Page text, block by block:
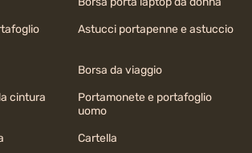
Astucci portapenne e astuccio
Borsa da viaggio
cintura
Portamonete e portafoglio
uomo
Cartella